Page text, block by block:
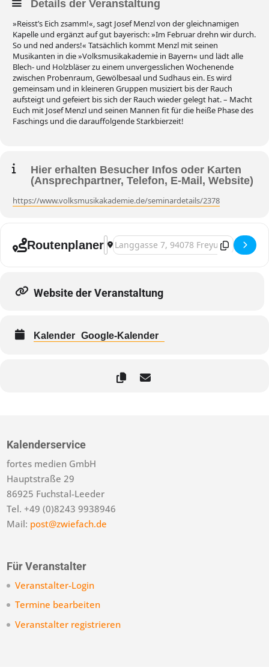
Details der Veranstaltung
»Reisst’s Eich zsamm!«, sagt Josef Menzl von der gleichnamigen
Kapelle und ergänzt auf gut bayerisch: »Im Februar drehn wir durch.
So und ned anders!« Tatsächlich kommt Menzl mit seinen
Musikanten in die »Volksmusikakademie in Bayern« und lädt alle
Blech- und Holzbläser zu einem unvergesslichen Wochenende
zwischen Probenraum, Gewölbesaal und Sudhaus ein. Es wird
gemeinsam und in kleineren Gruppen musiziert bis der Rauch
aufsteigt und gefeiert bis sich der Rauch wieder gelegt hat. – Macht
Euch mit Josef Menzl und seinen Mannen fit für die heiße Phase des
Faschings und die darauffolgende Starkbierzeit!
Hier erhalten Besucher Infos oder Karten
(Ansprechpartner, Telefon, E-Mail, Website)
https://www.volksmusikakademie.de/seminardetails/2378
RoutenplanerAdresse - Freyung, »Das große Menzini-
Zieladresse - Freyung, »Das große
Website der Veranstaltung
Kalender Google-Kalender
Kalenderservice
fortes medien GmbH
Hauptstraße 29
86925 Fuchstal-Leeder
Tel. +49 (0)8243 9938946
Mail: post@zwiefach.de
Für Veranstalter
Veranstalter-Login
Termine bearbeiten
Veranstalter registrieren